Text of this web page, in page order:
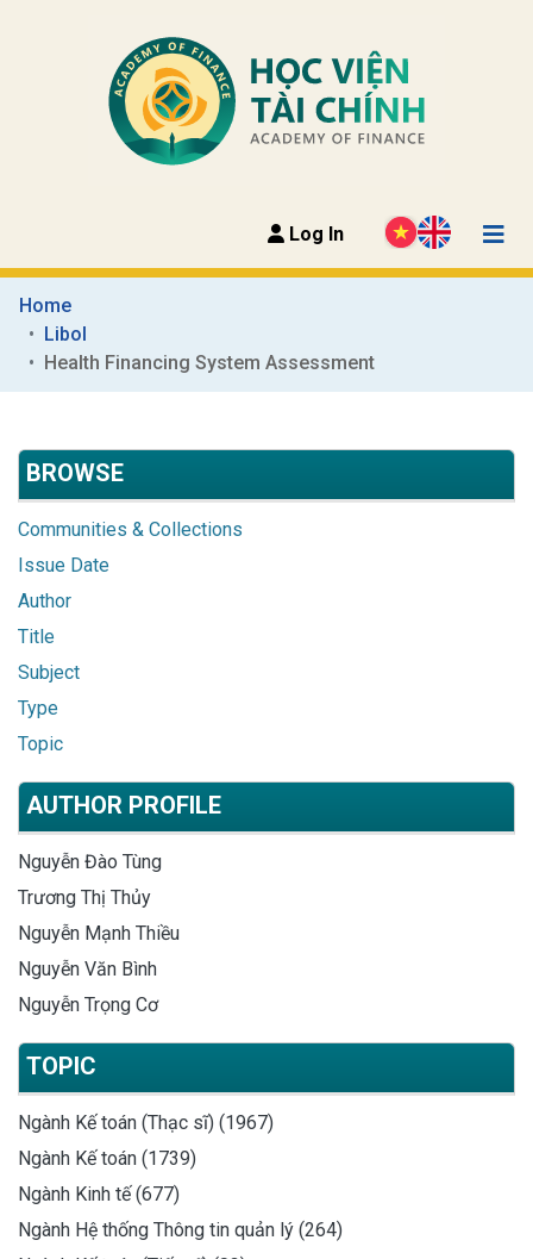
Log In
Home
Libol
Health Financing System Assessment
BROWSE
Communities & Collections
Issue Date
Author
Title
Subject
Type
Topic
AUTHOR PROFILE
Nguyễn Đào Tùng
Trương Thị Thủy
Nguyễn Mạnh Thiều
Nguyễn Văn Bình
Nguyễn Trọng Cơ
TOPIC
Ngành Kế toán (Thạc sĩ) (1967)
Ngành Kế toán (1739)
Ngành Kinh tế (677)
Ngành Hệ thống Thông tin quản lý (264)